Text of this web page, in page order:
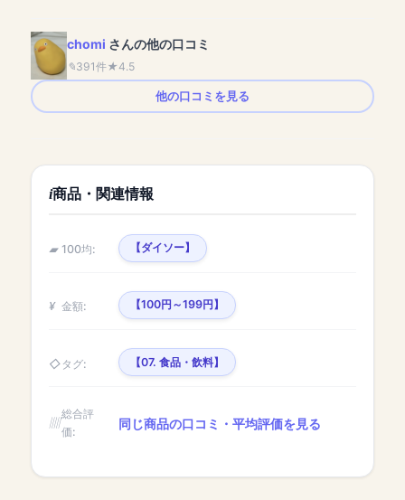
chomi さんの他の口コミ
391件 4.5
他の口コミを見る
商品・関連情報
100均: 【ダイソー】
金額: 【100円～199円】
タグ: 【07. 食品・飲料】
総合評
価:
同じ商品の口コミ・平均評価を見る